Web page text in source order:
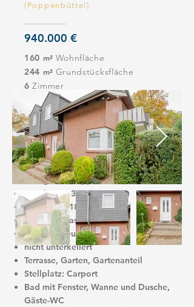
(Poppenbüttel)
940.000 €
160 m²Wohnfläche
244 m²Grundstücksfläche
6Zimmer
Kontakt aufnehmen
Haus
Kategorie: Doppelhaushälfte
Geschosse: 3
Baujahr: 2018
Haustyp: Massivhaus
Zustand: neuwertig
nicht unterkellert
Terrasse, Garten, Gartenanteil
Stellplatz: Carport
Bad mit Fenster, Wanne und Dusche,
Gäste-WC